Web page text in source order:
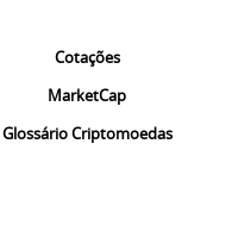
Cotações
MarketCap
Glossário Criptomoedas